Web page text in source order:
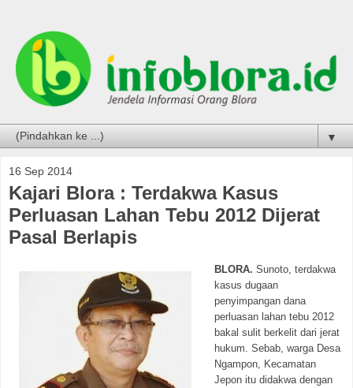
▼
16 Sep 2014
Kajari Blora : Terdakwa Kasus
Perluasan Lahan Tebu 2012 Dijerat
Pasal Berlapis
BLORA. Sunoto, terdakwa
kasus dugaan
penyimpangan dana
perluasan lahan tebu 2012
bakal sulit berkelit dari jerat
hukum. Sebab, warga Desa
Ngampon, Kecamatan
Jepon itu didakwa dengan